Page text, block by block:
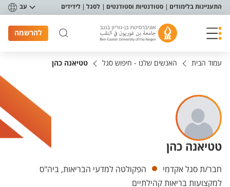
תפריט נגישות
התעניינות בלימודים סטודנטיות וסטודנטים לסגל לידידים עב
להרשמה
עמוד הבית האנשים שלנו - חיפוש סגל טטיאנה כהן
טטיאנה כהן
יחידות
חבר/ת סגל אקדמי
הפקולטה למדעי הבריאות, ביה"ס
למקצועות בריאות קהילתיים